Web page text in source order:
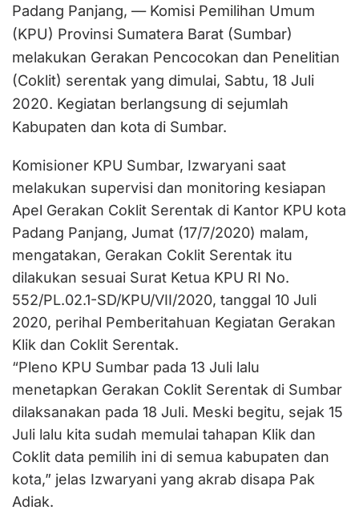
Padang Panjang, — Komisi Pemilihan Umum
(KPU) Provinsi Sumatera Barat (Sumbar)
melakukan Gerakan Pencocokan dan Penelitian
(Coklit) serentak yang dimulai, Sabtu, 18 Juli
2020. Kegiatan berlangsung di sejumlah
Kabupaten dan kota di Sumbar.
Komisioner KPU Sumbar, Izwaryani saat
melakukan supervisi dan monitoring kesiapan
Apel Gerakan Coklit Serentak di Kantor KPU kota
Padang Panjang, Jumat (17/7/2020) malam,
mengatakan, Gerakan Coklit Serentak itu
dilakukan sesuai Surat Ketua KPU RI No.
552/PL.02.1-SD/KPU/VII/2020, tanggal 10 Juli
2020, perihal Pemberitahuan Kegiatan Gerakan
Klik dan Coklit Serentak.
“Pleno KPU Sumbar pada 13 Juli lalu
menetapkan Gerakan Coklit Serentak di Sumbar
dilaksanakan pada 18 Juli. Meski begitu, sejak 15
Juli lalu kita sudah memulai tahapan Klik dan
Coklit data pemilih ini di semua kabupaten dan
kota,” jelas Izwaryani yang akrab disapa Pak
Adiak.